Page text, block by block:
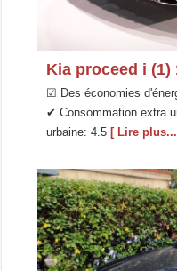
Kia proceed i
☑ Des économies
✔ Consommation extra
urbaine: 4.5 [ Lire